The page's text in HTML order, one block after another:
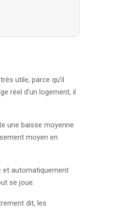
utile, parce qu’il
réel d’un logement, il
une baisse moyenne
moyen en
et automatiquement
se joue.
dit, les